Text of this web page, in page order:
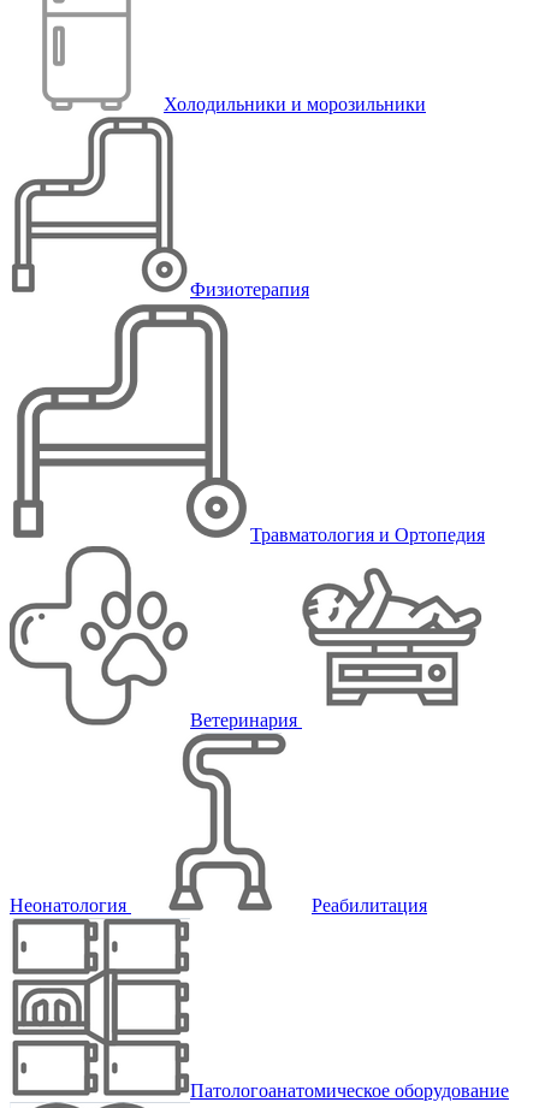
Холодильники и морозильники
Физиотерапия
Травматология и Ортопедия
Ветеринария
Неонатология Реабилитация
Патологоанатомическое оборудование